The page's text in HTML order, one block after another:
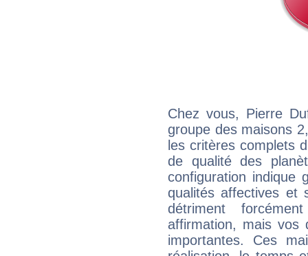
Chez vous, Pierre
groupe des maisons
les critères complets
de qualité des
configuration indique
qualités affectives et
détriment
affirmation, mais
importantes. Ces